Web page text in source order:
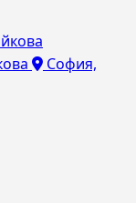
София,